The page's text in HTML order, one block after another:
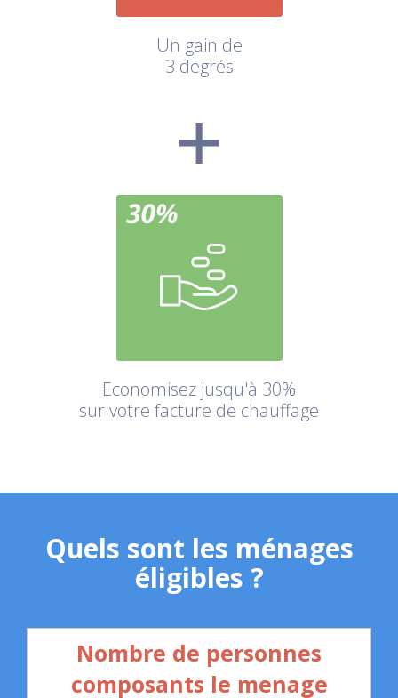
Un gain de
3 degrés
Economisez jusqu'à 30%
sur votre facture de chauffage
Quels sont les ménages
éligibles ?